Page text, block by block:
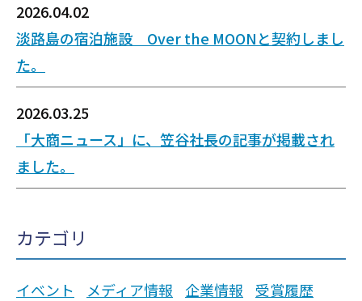
2026.04.02
淡路島の宿泊施設 Over the MOONと契約しまし
た。
2026.03.25
「大商ニュース」に、笠谷社長の記事が掲載され
ました。
カテゴリ
イベント メディア情報 企業情報 受賞履歴